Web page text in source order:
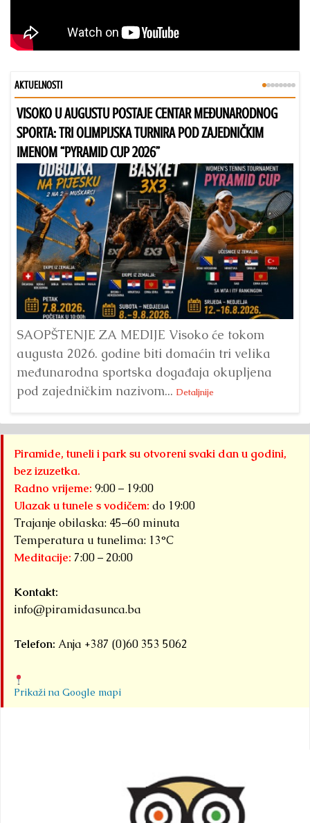
AKTUELNOSTI
VISOKO U AUGUSTU POSTAJE CENTAR MEĐUNARODNOG
SPORTA: TRI OLIMPIJSKA TURNIRA POD ZAJEDNIČKIM
IMENOM “PYRAMID CUP 2026”
SAOPŠTENJE ZA MEDIJE Visoko će tokom
augusta 2026. godine biti domaćin tri velika
međunarodna sportska događaja okupljena
pod zajedničkim nazivom... Detaljnije
Piramide, tuneli i park su otvoreni svaki dan u godini,
bez izuzetka.
Radno vrijeme: 9:00 – 19:00
Ulazak u tunele s vodičem: do 19:00
Trajanje obilaska: 45–60 minuta
Temperatura u tunelima: 13°C
Meditacije: 7:00 – 20:00
Kontakt:
info@piramidasunca.ba
Telefon: Anja +387 (0)60 353 5062
Prikaži na Google mapi